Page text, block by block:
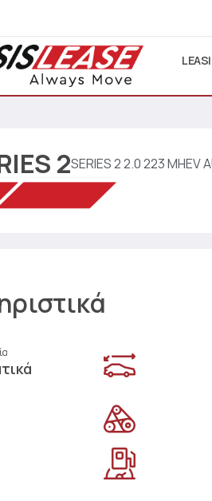
2SERIES 2 2.0 223 MHEV